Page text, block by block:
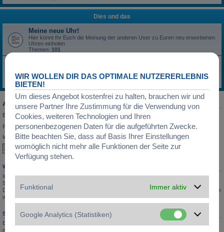
Dies und das
Meine neue Uhr!
Hier könnt Ihr Euch die Meinung der anderen User zu Euren neu erworbenen
Uhren einholen
Themen: 101
Fachfragen: Hier ist für alles Platz
Themen:
ANMELDEN•REGISTRIEREN
Benutzername:
Passwort:
Ich habe mein Passwort vergessen
Angemeldet bleiben
WER IST ONLINE?
Insgesamt sind53Besucher online :: 2 sichtbare Mitglieder, 0 unsichtbare Mitglieder und
51 Gäste (basierend auf den aktiven Besuchern der letzten 5 Minuten)
Der Besucherrekord liegt bei
Besuchern, die am 05.05.2026, 04:05 gleichzeitig online
waren.
STATISTIK
Beiträge insgesamt
neuestes Mitglied:
WIR WOLLEN DIR DAS OPTIMALE NUTZERERLEBNIS
BIETEN!
Um dieses Angebot kostenfrei zu halten, brauchen wir und
unsere Partner Ihre Zustimmung für die Verwendung von
Cookies, weiteren Technologien und Ihren
personenbezogenen Daten für die aufgeführten Zwecke.
Bitte beachten Sie, dass auf Basis Ihrer Einstellungen
womöglich nicht mehr alle Funktionen der Seite zur
Verfügung stehen.
Funktional Immer aktiv
Google Analytics (Statistiken)